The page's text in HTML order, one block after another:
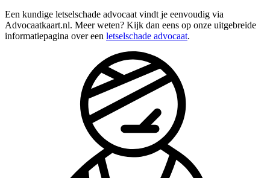
Een kundige letselschade advocaat vindt je eenvoudig via
Advocaatkaart.nl. Meer weten? Kijk dan eens op onze uitgebreide
informatiepagina over een letselschade advocaat.